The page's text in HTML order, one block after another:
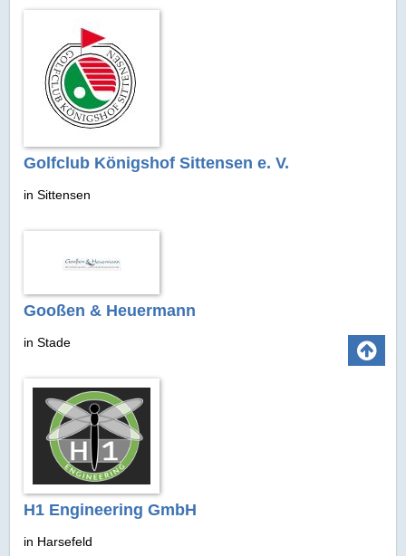
Golfclub Königshof Sittensen e. V.
in Sittensen
Gooßen & Heuermann
in Stade
H1 Engineering GmbH
in Harsefeld